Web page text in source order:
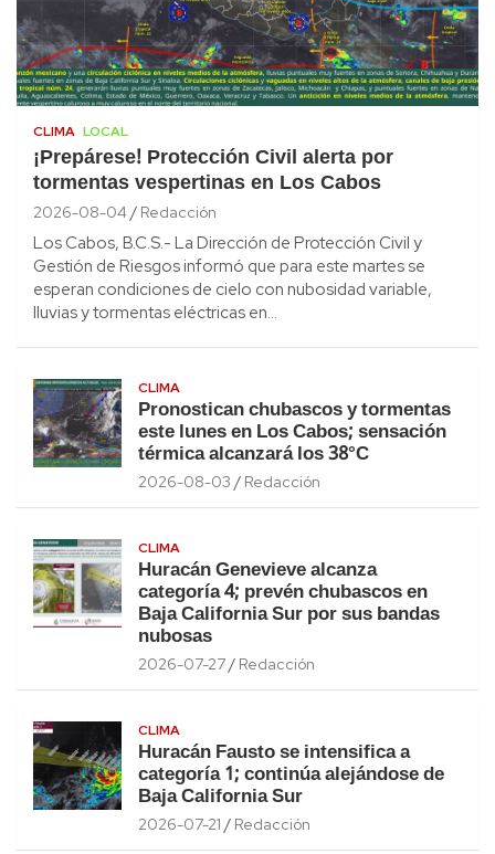
CLIMA LOCAL
¡Prepárese! Protección Civil alerta por
tormentas vespertinas en Los Cabos
2026-08-04 Redacción
Los Cabos, B.C.S.- La Dirección de Protección Civil y
Gestión de Riesgos informó que para este martes se
esperan condiciones de cielo con nubosidad variable,
lluvias y tormentas eléctricas en…
CLIMA
Pronostican chubascos y tormentas
este lunes en Los Cabos; sensación
térmica alcanzará los 38°C
2026-08-03 Redacción
CLIMA
Huracán Genevieve alcanza
categoría 4; prevén chubascos en
Baja California Sur por sus bandas
nubosas
2026-07-27 Redacción
CLIMA
Huracán Fausto se intensifica a
categoría 1; continúa alejándose de
Baja California Sur
2026-07-21 Redacción